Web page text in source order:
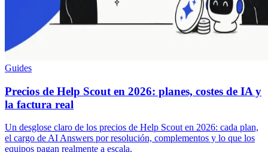
Guides
Precios de Help Scout en 2026: planes, costes de IA y
la factura real
Un desglose claro de los precios de Help Scout en 2026: cada plan,
el cargo de AI Answers por resolución, complementos y lo que los
equipos pagan realmente a escala.